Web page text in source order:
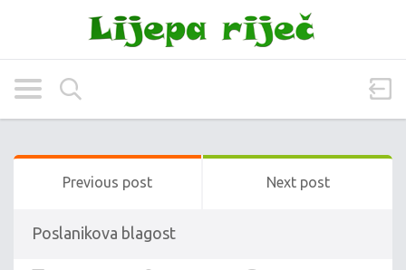
Previous post Next post
Poslanikova blagost